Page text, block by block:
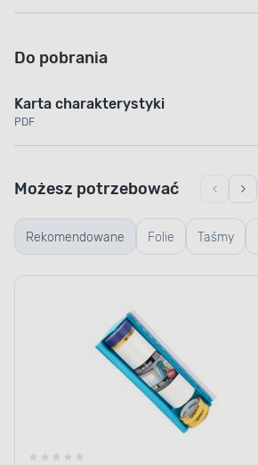
Do pobrania
Karta charakterystyki
PDF
Rekomendowane Folie Taśmy
Możesz potrzebować